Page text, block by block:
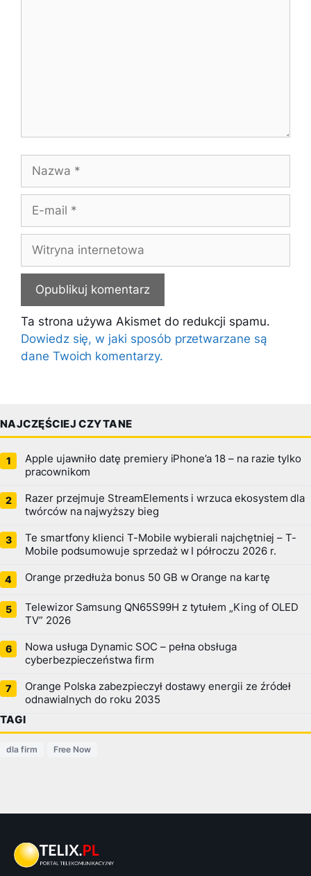
Nazwa
Witryna
internetowa
Ta strona używa Akismet do redukcji spamu.
Dowiedz się, w jaki sposób przetwarzane są
dane Twoich komentarzy.
NAJCZĘŚCIEJ CZYTANE
Apple ujawniło datę premiery iPhone’a 18 – na razie tylko
pracownikom
Razer przejmuje StreamElements i wrzuca ekosystem dla
twórców na najwyższy bieg
Te smartfony klienci T-Mobile wybierali najchętniej – T-
Mobile podsumowuje sprzedaż w I półroczu 2026 r.
Orange przedłuża bonus 50 GB w Orange na kartę
Telewizor Samsung QN65S99H z tytułem „King of OLED
TV” 2026
Nowa usługa Dynamic SOC – pełna obsługa
cyberbezpieczeństwa firm
Orange Polska zabezpieczył dostawy energii ze źródeł
odnawialnych do roku 2035
TAGI
dla firm Free Now